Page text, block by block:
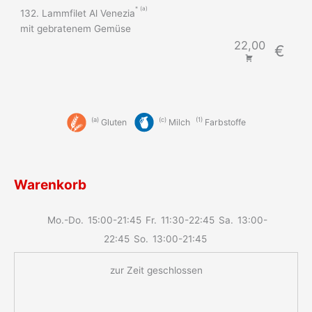
132. Lammfilet Al Venezia a
mit gebratenem Gemüse
22,00 €
a Gluten c Milch 1 Farbstoffe
Warenkorb
Mo.-Do. 15:00-21:45 Fr. 11:30-22:45 Sa. 13:00-
22:45 So. 13:00-21:45
zur Zeit geschlossen